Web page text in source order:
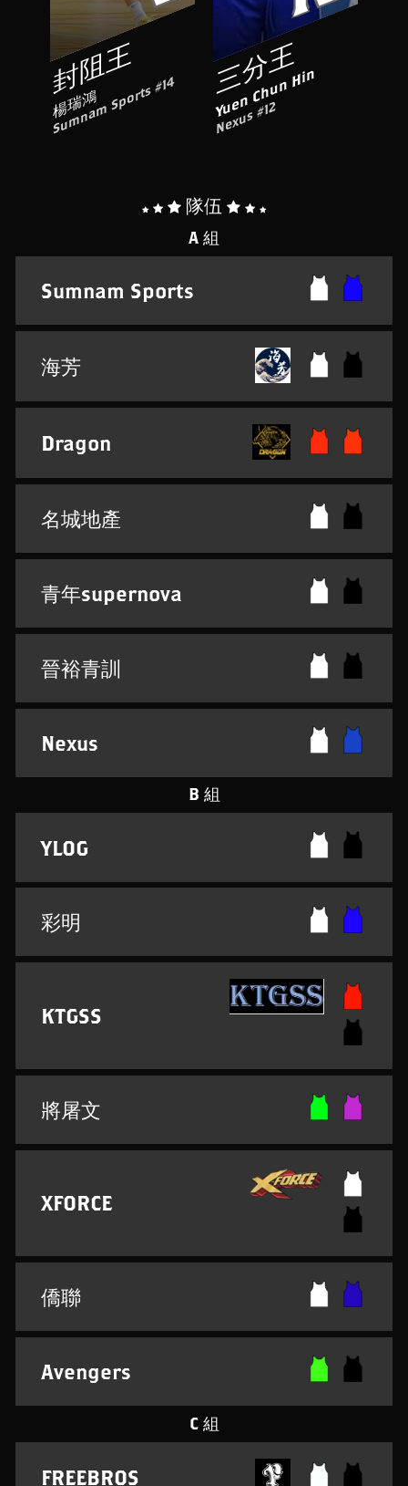
封阻王
楊瑞鴻
Sumnam Sports #14
三分王
Yuen Chun Hin
Nexus #12
隊伍
A 組
Sumnam Sports
海芳
Dragon
名城地產
青年supernova
晉裕青訓
Nexus
B 組
YLOG
彩明
KTGSS
將屠文
XFORCE
僑聯
Avengers
C 組
FREEBROS